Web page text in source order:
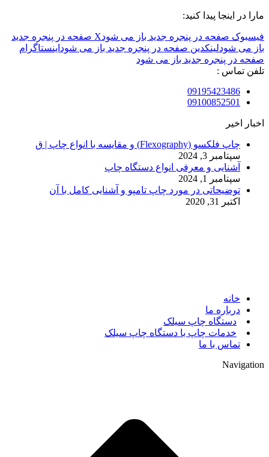
مارا در اینجا پیدا کنید:
فیسبوک صفحه در پنجره جدید باز می شود
X صفحه در پنجره جدید
باز می شودلینکدین صفحه در پنجره جدید باز می شود اینستاگرام
صفحه در پنجره جدید باز می شود
تلفن تماس :
09195423486
09100852501
اخبار اخیر
چاپ فلکسو (Flexography) و مقایسه با انواع چاپ | ق
سپتامبر 3, 2024
آشنایی و معرفی انواع دستگاه چاپ
سپتامبر 1, 2024
توضیحاتی در مورد چاپ تامپو و آشنایی کامل با آن
اکتبر 31, 2020
خانه
درباره ما
دستگاه چاپ سیلک
خدمات چاپ با دستگاه چاپ سیلک
تماس با ما
Navigation